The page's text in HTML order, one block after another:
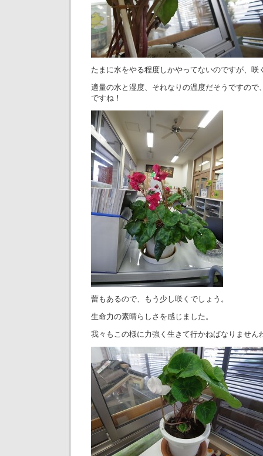
たまに水をやる程度しかやってないのですが、咲
適量の水と湿度、それなりの温度だそうですので
ですね！
蕾もあるので、もう少し咲くでしょう。
生命力の素晴らしさを感じました。
我々もこの様に力強く生きて行かねばなりません